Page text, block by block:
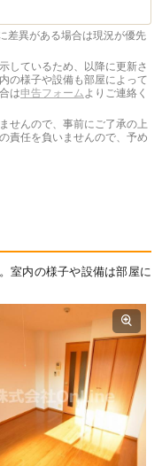
差異がある場合は現況が優先
しているため、以降に更新さ
の様子や設備も部屋によって
は申告フォーム よりご連絡く
せんので、事前にご了承の上
責任を負いませんので、予め
室内の様子や設備は部屋に